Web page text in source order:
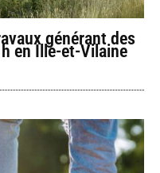
générant des
en Ille-et-Vilaine